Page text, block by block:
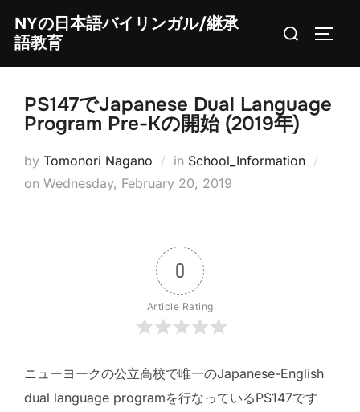
content
NYの日本語バイリンガル/継承
語教育
Search
PS147でJapanese Dual Language
Program Pre-Kの開始 (2019年)
by Tomonori Nagano in School_Information
on Posted
Wednesday, February 20, 2019
0
Article Rating
ニューヨークの公立高校で唯一のJapanese-English
dual language programを行なっているPS147です